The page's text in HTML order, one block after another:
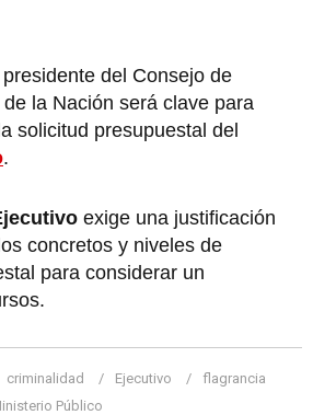
del Consejo de
la Nación será clave para
solicitud presupuestal del
.
exige una justificación
concretos y niveles de
para considerar un
criminalidad Ejecutivo
flagrancia
Público